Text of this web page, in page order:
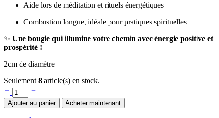
Aide lors de méditation et rituels énergétiques
Combustion longue, idéale pour pratiques spirituelles
✨ Une bougie qui illumine votre chemin avec énergie positive et
prospérité !
2cm de diamètre
Seulement 8 article(s) en stock.
Ajouter au panier Acheter maintenant